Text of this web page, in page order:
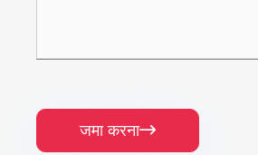
जमा करना